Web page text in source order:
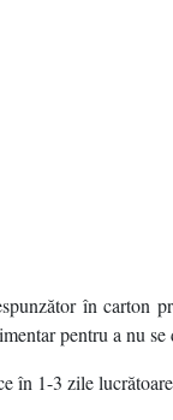
în carton
pentru a nu
în 1-3 zile